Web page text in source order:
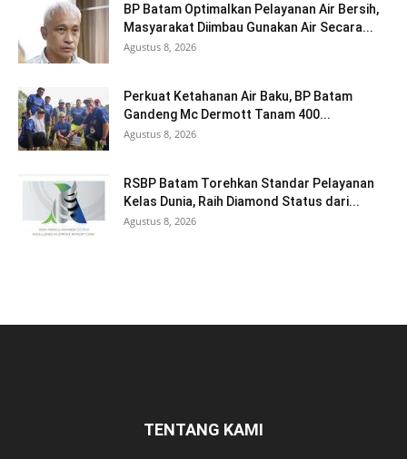
BP Batam Optimalkan Pelayanan Air Bersih,
Masyarakat Diimbau Gunakan Air Secara...
Agustus 8, 2026
Perkuat Ketahanan Air Baku, BP Batam
Gandeng Mc Dermott Tanam 400...
Agustus 8, 2026
RSBP Batam Torehkan Standar Pelayanan
Kelas Dunia, Raih Diamond Status dari...
Agustus 8, 2026
TENTANG KAMI